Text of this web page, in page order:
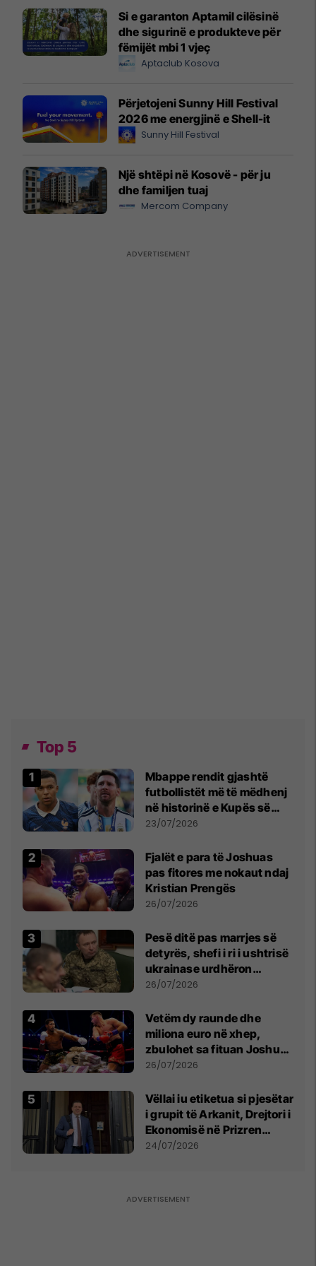
Si e garanton Aptamil cilësinë
dhe sigurinë e produkteve për
fëmijët mbi 1 vjeç
Aptaclub Kosova
Përjetojeni Sunny Hill Festival
2026 me energjinë e Shell-it
Sunny Hill Festival
Një shtëpi në Kosovë - për ju
dhe familjen tuaj
Mercom Company
Top 5
Mbappe rendit gjashtë
futbollistët më të mëdhenj
në historinë e Kupës së
Botës, Messi mbetet i dyti
23/07/2026
Fjalët e para të Joshuas
pas fitores me nokaut ndaj
Kristian Prengës
26/07/2026
Pesë ditë pas marrjes së
detyrës, shefi i ri i ushtrisë
ukrainase urdhëron
kontroll të madh
26/07/2026
Vetëm dy raunde dhe
miliona euro në xhep,
zbulohet sa fituan Joshua
e Prenga
26/07/2026
Vëllai iu etiketua si pjesëtar
i grupit të Arkanit, Drejtori i
Ekonomisë në Prizren
mohon pretendimet
24/07/2026